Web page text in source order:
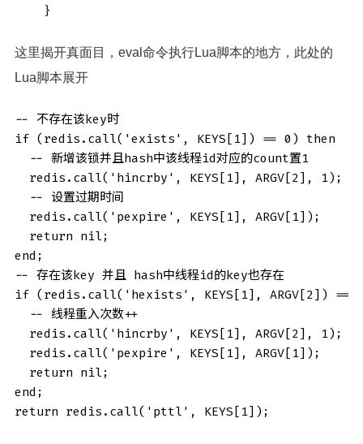
    }
这里揭开真面目，eval命令执行Lua脚本的地方，此处的
Lua脚本展开
-- 不存在该key时
if (redis.call('exists', KEYS[1]) == 0) then
  -- 新增该锁并且hash中该线程id对应的count置1
  redis.call('hincrby', KEYS[1], ARGV[2], 1);
  -- 设置过期时间
  redis.call('pexpire', KEYS[1], ARGV[1]);
  return nil;
end;
-- 存在该key 并且 hash中线程id的key也存在
if (redis.call('hexists', KEYS[1], ARGV[2]) ==
  -- 线程重入次数++
  redis.call('hincrby', KEYS[1], ARGV[2], 1);
  redis.call('pexpire', KEYS[1], ARGV[1]);
  return nil;
end;
return redis.call('pttl', KEYS[1]);